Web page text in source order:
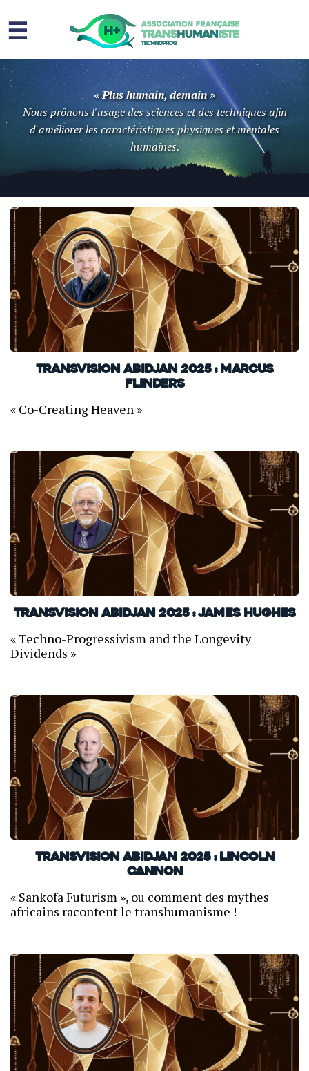
☰
Homme augmenté
Immortalité ?
Question sociale
Risques
Contact
« Plus humain, demain »
Nous prônons l'usage des sciences et des techniques afin
d'améliorer les caractéristiques physiques et mentales
humaines.
TransVision Abidjan 2025 : Marcus
Flinders
« Co-Creating Heaven »
TransVision Abidjan 2025 : James Hughes
« Techno-Progressivism and the Longevity
Dividends »
TransVision Abidjan 2025 : Lincoln
Cannon
« Sankofa Futurism », ou comment des mythes
africains racontent le transhumanisme !